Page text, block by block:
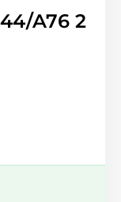
A76 2